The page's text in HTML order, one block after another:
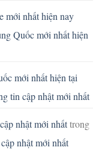
mới nhất hiện nay
Quốc mới nhất hiện
mới nhất hiện tại
tin cập nhật mới nhất
nhật mới nhấttrong
nhật mới nhất